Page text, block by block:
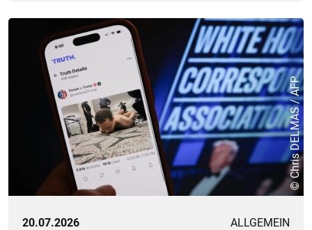
© Chris DELMAS / AFP
20.07.2026 ALLGEMEIN